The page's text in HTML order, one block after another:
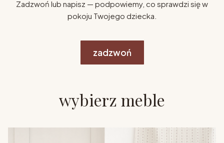
Zadzwoń lub napisz — podpowiemy, co sprawdzi się w
pokoju Twojego dziecka.
zadzwoń
wybierz meble